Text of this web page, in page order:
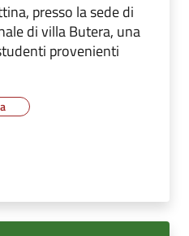
presso la sede di
di villa Butera, una
provenienti